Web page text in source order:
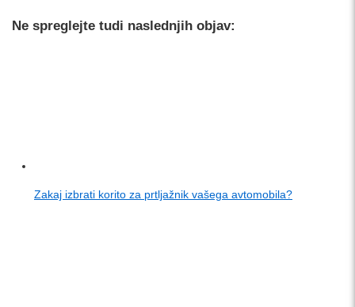
Ne spreglejte tudi naslednjih objav:
Zakaj izbrati korito za prtljažnik vašega avtomobila?